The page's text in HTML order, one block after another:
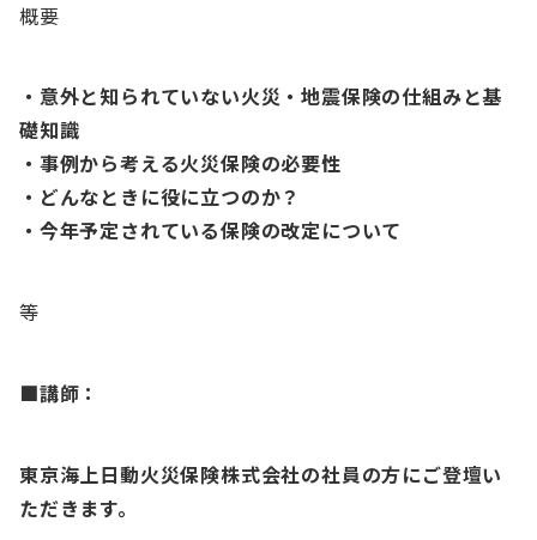
概要
・意外と知られていない火災・地震保険の仕組みと基
礎知識
・事例から考える火災保険の必要性
・どんなときに役に立つのか？
・今年予定されている保険の改定について
等
■講師：
東京海上日動火災保険株式会社の社員の方にご登壇い
ただきます。